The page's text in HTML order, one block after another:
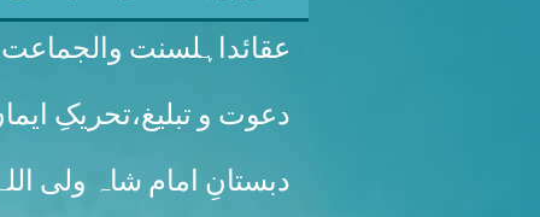
عقائداہلسنت والجماعت
دعوت و تبلیغ،تحریکِ
دبستانِ امام شاہ ولی